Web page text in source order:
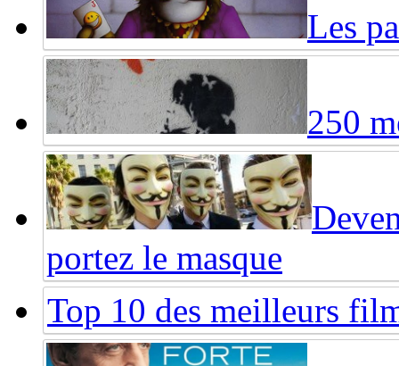
Les
250
portez le masque
Top 10 des meilleurs